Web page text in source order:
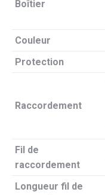
Boîtier
Couleur
Protection
Raccordement
Fil de
raccordement
Longueur fil de